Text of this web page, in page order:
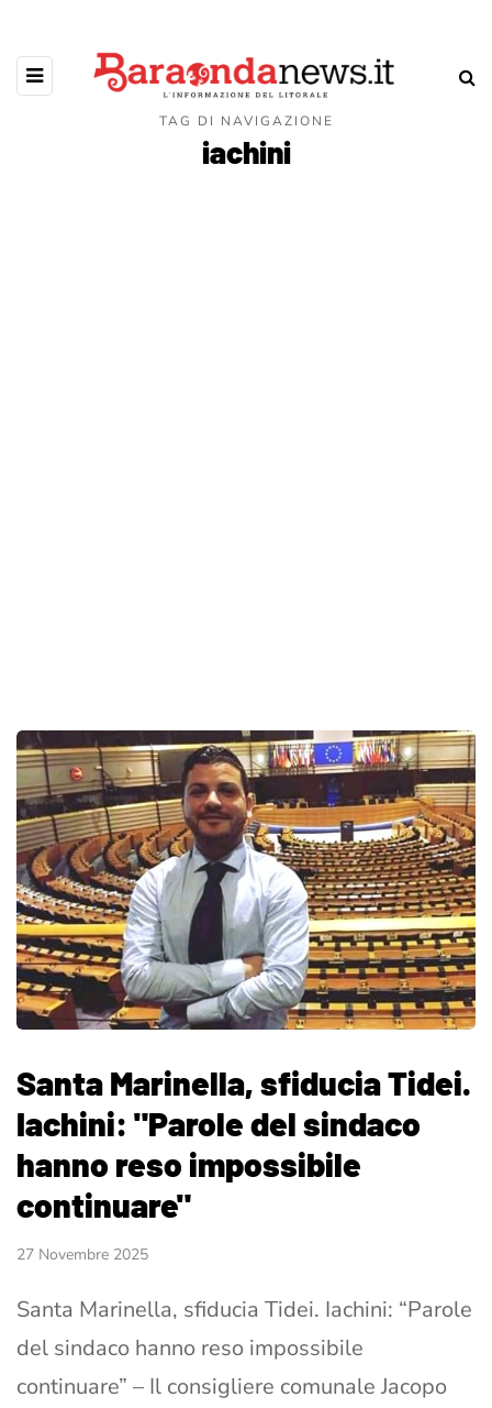
TAG DI NAVIGAZIONE
iachini
Santa Marinella, sfiducia Tidei.
Iachini: "Parole del sindaco
hanno reso impossibile
continuare"
27 Novembre 2025
Santa Marinella, sfiducia Tidei. Iachini: “Parole
del sindaco hanno reso impossibile
continuare” – Il consigliere comunale Jacopo